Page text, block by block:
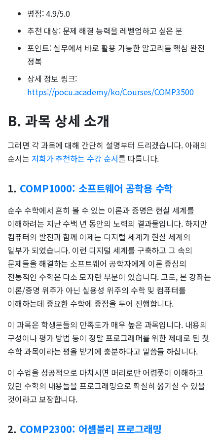
평점: 4.9/5.0
추천 대상: 문제 해결 능력을 레벨업하고 싶은 분
포인트: 실무에서 바로 활용 가능한 알고리듬 핵심 완전
정복
상세 정보 링크:
https://pocu.academy/ko/Courses/COMP3500
B. 과목 상세 소개
그러면 각 과목에 대해 간단히 설명부터 드리겠습니다. 아래의
순서는 저희가 추천하는 수강 순서를 따릅니다.
1. COMP1000: 소프트웨어 공학용 수학
순수 수학에서 흔히 볼 수 있는 이론과 증명은 현실 세계를
이해하려는 지난 수백 년 동안의 노력의 결과물입니다. 하지만
컴퓨터의 발전과 함께 이제는 디지털 세계가 현실 세계의
일부가 되었습니다. 이런 디지털 세계를 구축하고 그 속의
문제들을 해결하는 소프트웨어 공학자에게 이론 중심의
전통적인 수학은 다소 모자란 부분이 있습니다. 고로, 본 강좌는
이론/증명 위주가 아닌 실용성 위주의 수학 및 컴퓨터를
이해하는데 중요한 수학에 중점을 두어 진행합니다.
이 과목은 학생분들의 만족도가 매우 높은 과목입니다. 내용의
구성이나 평가 방법 등이 정말 프로그래머를 위한 제대로 된 첫
수학 과목이라는 평을 받기에 충분하다고 말씀들 하십니다.
이 수업을 성공적으로 마치시면 머리로만 어렴풋이 이해하고
있던 수학의 내용들을 프로그래밍으로 확실히 옮기실 수 있을
것이라고 보장합니다.
2. COMP2300: 어셈블리 프로그래밍